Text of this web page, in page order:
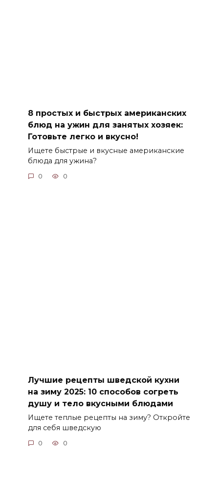
8 простых и быстрых американских
блюд на ужин для занятых хозяек:
Готовьте легко и вкусно!
Ищете быстрые и вкусные американские
блюда для ужина?
0 0
Лучшие рецепты шведской кухни
на зиму 2025: 10 способов согреть
душу и тело вкусными блюдами
Ищете теплые рецепты на зиму? Откройте
для себя шведскую
0 0